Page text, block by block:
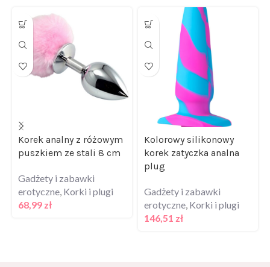
Korek analny z różowym
puszkiem ze stali 8 cm
erotyczne ,Korki i plugi
68,99zł
Kolorowy silikonowy
korek zatyczka analna
plug
erotyczne ,Korki i plugi
146,51zł